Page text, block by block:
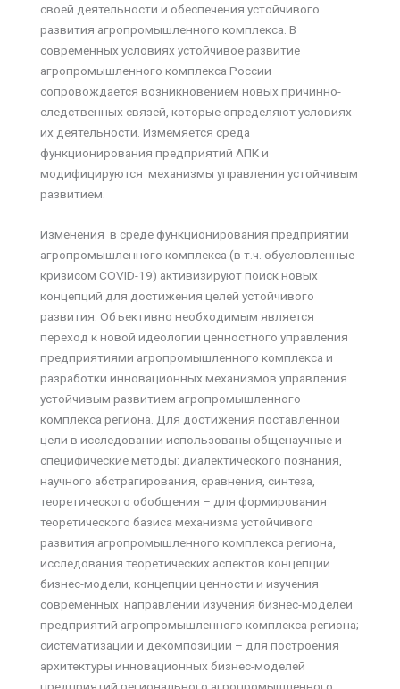
своей деятельности и обеспечения устойчивого
развития агропромышленного комплекса. В
современных условиях устойчивое развитие
агропромышленного комплекса России
сопровождается возникновением новых причинно-
следственных связей, которые определяют условиях
их деятельности. Измемяется среда
функционирования предприятий АПК и
модифицируются механизмы управления устойчивым
развитием.
Изменения в среде функционирования предприятий
агропромышленного комплекса (в т.ч. обусловленные
кризисом COVID-19) активизируют поиск новых
концепций для достижения целей устойчивого
развития. Объективно необходимым является
переход к новой идеологии ценностного управления
предприятиями агропромышленного комплекса и
разработки инновационных механизмов управления
устойчивым развитием агропромышленного
комплекса региона. Для достижения поставленной
цели в исследовании использованы общенаучные и
специфические методы: диалектического познания,
научного абстрагирования, сравнения, синтеза,
теоретического обобщения – для формирования
теоретического базиса механизма устойчивого
развития агропромышленного комплекса региона,
исследования теоретических аспектов концепции
бизнес-модели, концепции ценности и изучения
современных направлений изучения бизнес-моделей
предприятий агропромышленного комплекса региона;
систематизации и декомпозиции – для построения
архитектуры инновационных бизнес-моделей
предприятий регионального агропромышленного